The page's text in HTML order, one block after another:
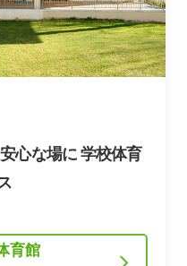
心な場に 学校体育
育館